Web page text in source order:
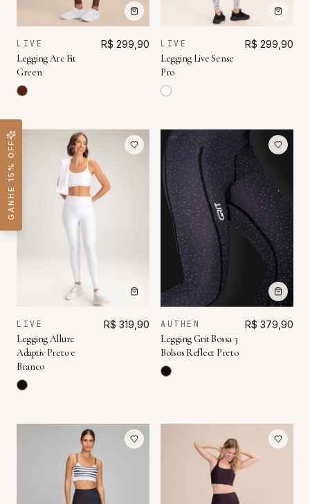
LIVE
Legging Arc Fit
Green
R$ 299,90 LIVE
Legging Live Sense
Pro
R$ 299,90
LIVE
Legging Allure
Adaptiv Preto e
Branco
R$ 319,90 AUTHEN
Legging Grit Bossa 3
Bolsos Reflect Preto
R$ 379,90
GANHE 15% OFF